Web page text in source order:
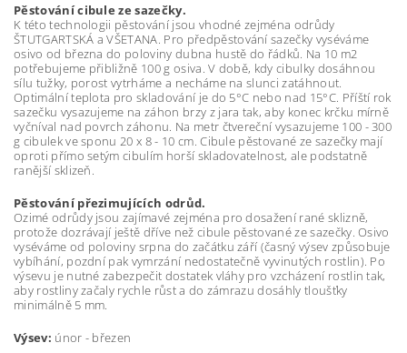
Pěstování cibule ze sazečky.
K této technologii pěstování jsou vhodné zejména odrůdy
ŠTUTGARTSKÁ a VŠETANA. Pro předpěstování sazečky vyséváme
osivo od března do poloviny dubna hustě do řádků. Na 10 m2
potřebujeme přibližně 100 g osiva. V době, kdy cibulky dosáhnou
sílu tužky, porost vytrháme a necháme na slunci zatáhnout.
Optimální teplota pro skladování je do 5°C nebo nad 15°C. Příští rok
sazečku vysazujeme na záhon brzy z jara tak, aby konec krčku mírně
vyčníval nad povrch záhonu. Na metr čtvereční vysazujeme 100 - 300
g cibulek ve sponu 20 x 8 - 10 cm. Cibule pěstované ze sazečky mají
oproti přímo setým cibulím horší skladovatelnost, ale podstatně
ranější sklizeň.
Pěstování přezimujících odrůd.
Ozimé odrůdy jsou zajímavé zejména pro dosažení rané sklizně,
protože dozrávají ještě dříve než cibule pěstované ze sazečky. Osivo
vyséváme od poloviny srpna do začátku září (časný výsev způsobuje
vybíhání, pozdní pak vymrzání nedostatečně vyvinutých rostlin). Po
výsevu je nutné zabezpečit dostatek vláhy pro vzcházení rostlin tak,
aby rostliny začaly rychle růst a do zámrazu dosáhly tloušťky
minimálně 5 mm.
Výsev: únor - březen